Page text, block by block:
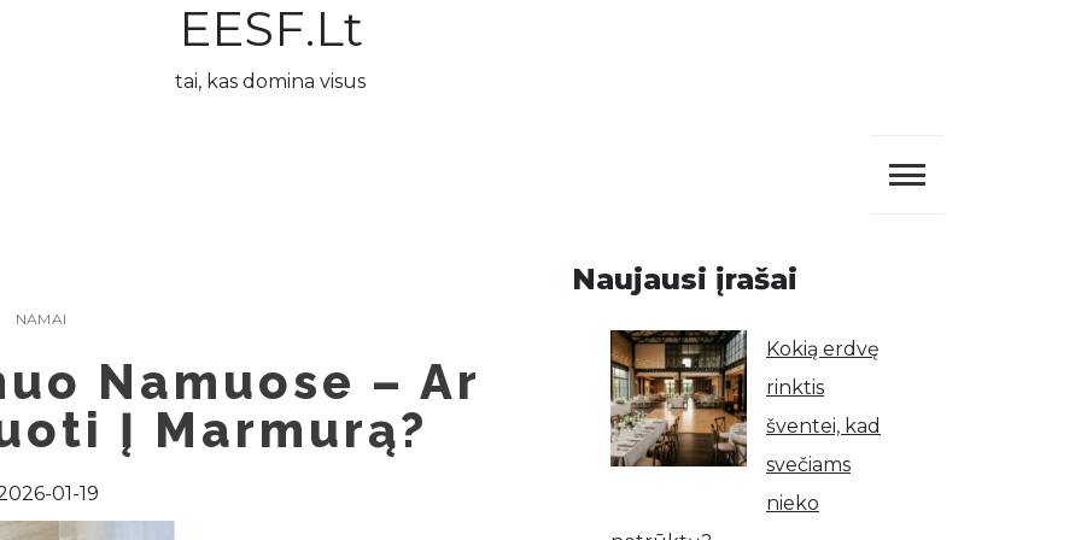
EESF.lt
tai, kas domina visus
NAMAI
Namuose – Ar
Į Marmurą?
01-19
Naujausi įrašai
Kokią erdvę
rinktis
šventei, kad
svečiams
nieko